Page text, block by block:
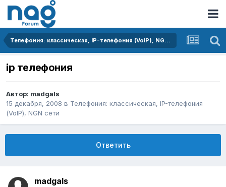
Телефония: классическая, IP-телефония (VoIP), NGN сети
ip телефония
Автор: madgals
15 декабря, 2008 в Телефония: классическая, IP-телефония
(VoIP), NGN сети
Ответить
madgals